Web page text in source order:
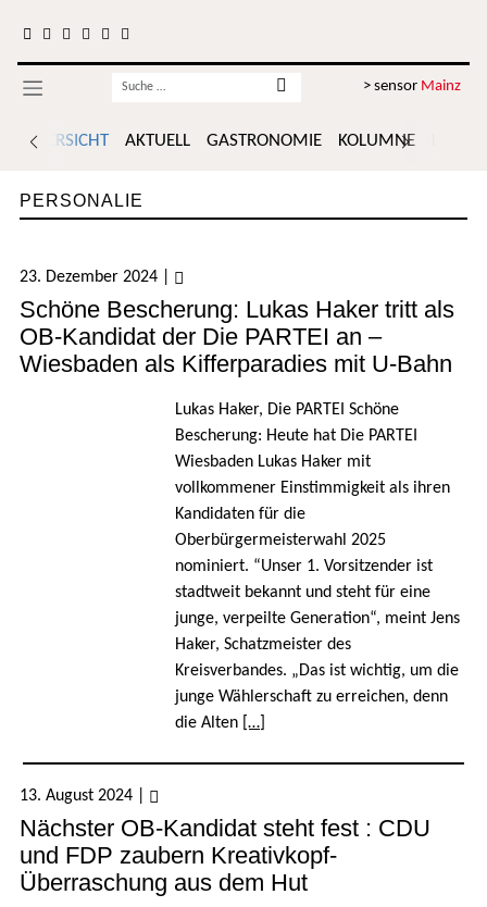
Username > sensor Mainz
ÜBERSICHT AKTUELL GASTRONOMIE KOLUMNE
PERSONALIE
23. Dezember 2024
Schöne Bescherung: Lukas Haker tritt als
OB-Kandidat der Die PARTEI an –
Wiesbaden als Kifferparadies mit U-Bahn
Lukas Haker, Die PARTEI Schöne
Bescherung: Heute hat Die PARTEI
Wiesbaden Lukas Haker mit
vollkommener Einstimmigkeit als ihren
Kandidaten für die
Oberbürgermeisterwahl 2025
nominiert. “Unser 1. Vorsitzender ist
stadtweit bekannt und steht für eine
junge, verpeilte Generation“, meint Jens
Haker, Schatzmeister des
Kreisverbandes. „Das ist wichtig, um die
junge Wählerschaft zu erreichen, denn
die Alten […]
13. August 2024
Nächster OB-Kandidat steht fest : CDU
und FDP zaubern Kreativkopf-
Überraschung aus dem Hut